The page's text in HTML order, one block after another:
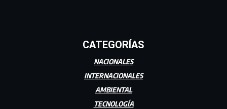
CATEGORÍAS
NACIONALES
INTERNACIONALES
AMBIENTAL
TECNOLOGÍA